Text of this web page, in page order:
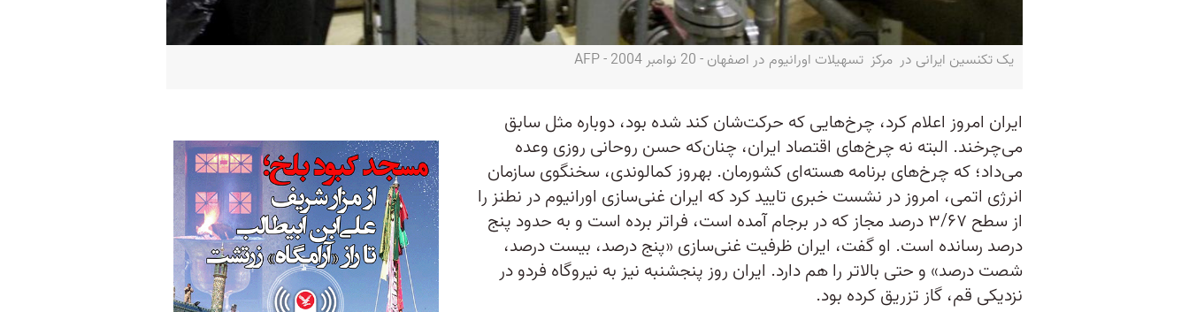
یک تکنسین ایرانی در مرکز تسهیلات اورانیوم در اصفهان - 20 نوامبر 2004 - AFP
ایران امروز اعلام کرد، چرخ‌هایی که حرکت‌شان کند شده بود، دوباره مثل سابق
می‌چرخند. البته نه چرخ‌های اقتصاد ایران، چنان‌که حسن روحانی روزی وعده
می‌داد؛ که چرخ‌های برنامه هسته‌ای کشورمان. بهروز کمالوندی، سخنگوی سازمان
انرژی اتمی،‌ امروز در نشست خبری تایید کرد که ایران غنی‌سازی اورانیوم در نطنز را
از سطح ۳/۶۷ درصد مجاز که در برجام آمده است، فراتر برده است و به حدود پنج
درصد رسانده است. او گفت، ایران ظرفیت غنی‌سازی «پنج درصد، بیست درصد،
شصت درصد»‌ و حتی بالاتر را هم دارد. ایران روز پنجشنبه نیز به نیروگاه فردو در
نزدیکی قم، گاز تزریق کرده بود.